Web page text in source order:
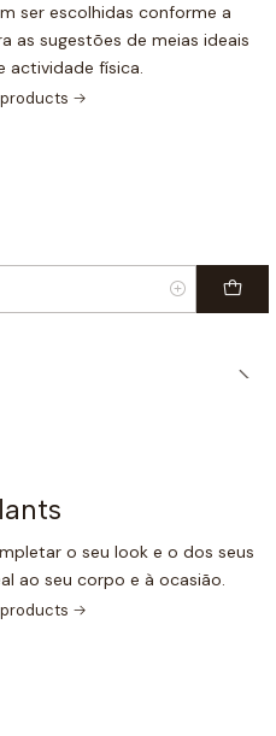
ser escolhidas conforme a
as sugestões de meias ideais
actividade física.
o seu look e o dos seus
ao seu corpo e à ocasião.